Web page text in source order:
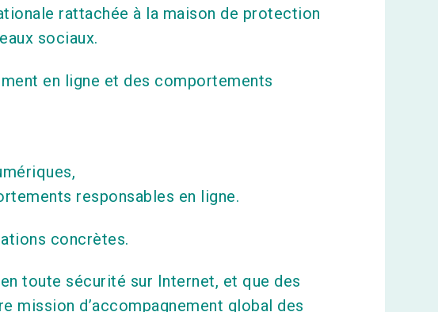
rattachée à la maison de protection
sociaux.
en ligne et des comportements
responsables en ligne.
concrètes.
toute sécurité sur Internet, et que des
mission d’accompagnement global des